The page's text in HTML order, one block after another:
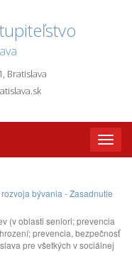
Bratislava
Toggle
bývania - Zasadnutie
(v oblasti seniori; prevencia
prevencia, bezpečnosť
pre všetkých v sociálnej